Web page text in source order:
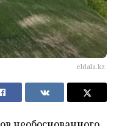
eldala.kz.